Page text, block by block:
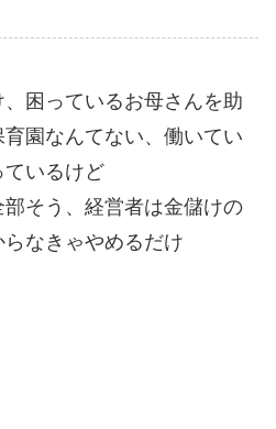
困っているお母さんを助
園なんてない、働いてい
ているけど
そう、経営者は金儲けの
なきゃやめるだけ